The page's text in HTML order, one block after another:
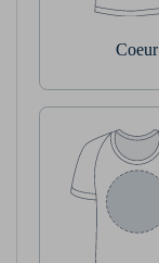
Coeur